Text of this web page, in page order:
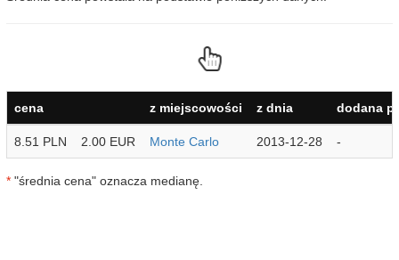
cena z miejscowości z dnia dodana
8.51 PLN 2.00 EUR Monte Carlo 2013-12-28 -
* "średnia cena" oznacza medianę.